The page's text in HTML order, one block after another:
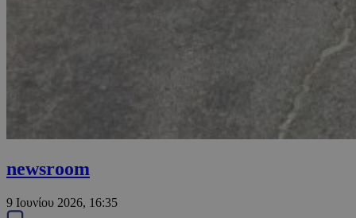
newsroom
9 Ιουνίου 2026, 16:35